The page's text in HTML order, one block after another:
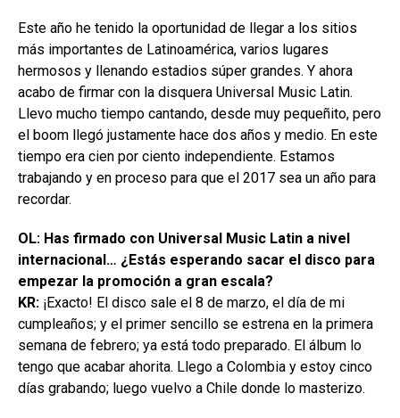
Este año he tenido la oportunidad de llegar a los sitios
más importantes de Latinoamérica, varios lugares
hermosos y llenando estadios súper grandes. Y ahora
acabo de firmar con la disquera Universal Music Latin.
Llevo mucho tiempo cantando, desde muy pequeñito, pero
el boom llegó justamente hace dos años y medio. En este
tiempo era cien por ciento independiente. Estamos
trabajando y en proceso para que el 2017 sea un año para
recordar.
OL: Has firmado con Universal Music Latin a nivel
internacional… ¿Estás esperando sacar el disco para
empezar la promoción a gran escala?
KR: ¡Exacto! El disco sale el 8 de marzo, el día de mi
cumpleaños; y el primer sencillo se estrena en la primera
semana de febrero; ya está todo preparado. El álbum lo
tengo que acabar ahorita. Llego a Colombia y estoy cinco
días grabando; luego vuelvo a Chile donde lo masterizo.